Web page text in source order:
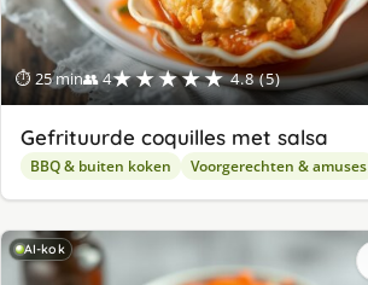
⏱ 25 min👥 4★★★★★ 4.8 (5)
Gefrituurde coquilles met salsa
BBQ & buiten koken Voorgerechten & amuses
AI-kok